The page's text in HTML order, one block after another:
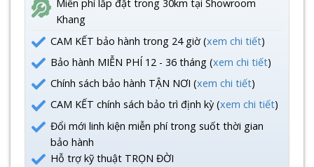
Miễn phí lắp đặt trong 30km tại Showroom
Khang
CAM KẾT bảo hành trong 24 giờ (xem chi tiết)
Bảo hành MIỄN PHÍ 12 - 36 tháng (xem chi tiết)
Chính sách bảo hành TẬN NƠI (xem chi tiết)
CAM KẾT chính sách bảo trì định kỳ (xem chi tiết)
Đổi mới linh kiện miễn phí trong suốt thời gian
bảo hành
Hỗ trợ kỹ thuật TRỌN ĐỜI